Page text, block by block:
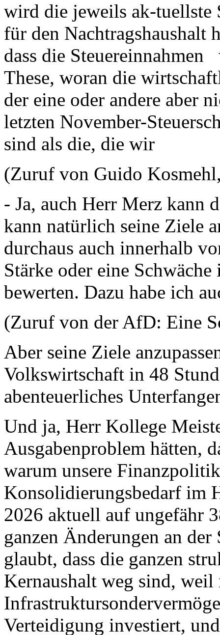
wird die jeweils ak-tuellste
für den Nachtragshaushalt
dass die
These, woran die
der eine oder andere aber
letzten November-
sind als die, die wir
(Zuruf von Guido
- Ja, auch Herr Merz kann
kann natürlich seine Ziele
durchaus auch innerhalb
Stärke oder eine
bewerten. Dazu habe ich
(Zuruf von der AfD: Eine
Aber seine Ziele
Volkswirtschaft in 48
abenteuerliches
Und ja, Herr Kollege
Ausgabenproblem hätten,
warum unsere
Konsolidierungsbedarf im
2026 aktuell auf ungefähr
ganzen Änderungen an
glaubt, dass die ganzen
Kernaushalt weg sind, weil
Verteidigung investiert,